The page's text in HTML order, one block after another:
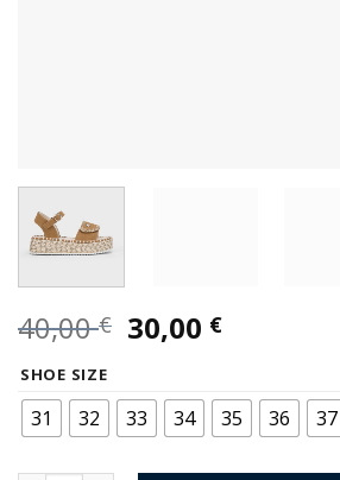
40,00€ Original
price
40,00 €.
30,00 €Η
είναι:
30,00 €.
SHOE SIZE
31 32 33 34 35 36 37